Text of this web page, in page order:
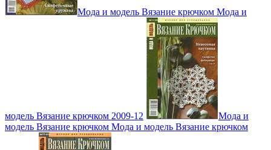
Мода и модель Вязание крючком Мода и
модель Вязание крючком 2009-12
Мода и
модель Вязание крючком Мода и модель Вязание крючком